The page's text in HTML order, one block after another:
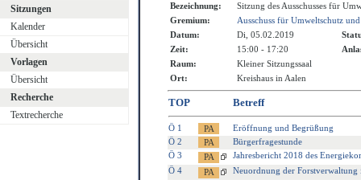
Sitzungen
Kalender
Übersicht
Vorlagen
Übersicht
Recherche
Textrecherche
Bezeichnung:
Sitzung des Ausschusses für
Gremium:
Ausschuss für Umweltschutz
Datum:
Di, 05.02.2019
Zeit:
15:00 - 17:20
Raum:
Kleiner Sitzungssaal
Ort:
Kreishaus in Aalen
TOP Betreff
Ö 1
Eröffnung und Begrüßung
Ö 2
Bürgerfragestunde
Ö 3
Jahresbericht 2018 des
Ö 4
Neuordnung der